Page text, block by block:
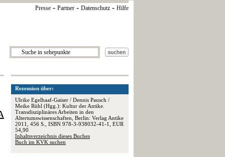
Presse - Partner - Datenschutz - Hilfe
Rezension über:
Ulrike Egelhaaf-Gaiser / Dennis Pausch /
Meike Rühl (Hgg.): Kultur der Antike.
Transdisziplinäres Arbeiten in den
Altertumswissenschaften, Berlin: Verlag Antike
2011, 456 S., ISBN 978-3-938032-41-1, EUR
54,90
Inhaltsverzeichnis dieses Buches
Buch im KVK suchen